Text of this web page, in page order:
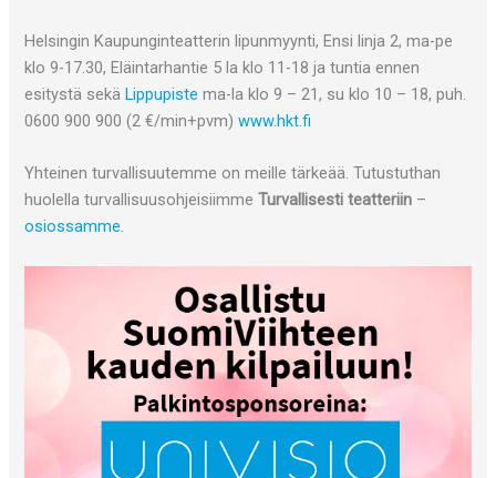
Helsingin Kaupunginteatterin lipunmyynti, Ensi linja 2, ma-pe
klo 9-17.30, Eläintarhantie 5 la klo 11-18 ja tuntia ennen
esitystä sekäLippupistema-la klo 9 – 21, su klo 10 – 18, puh.
0600 900 900 (2 €/min+pvm)www.hkt.fi
Yhteinen turvallisuutemme on meille tärkeää. Tutustuthan
huolella turvallisuusohjeisiimme Turvallisesti teatteriin –
osiossamme.